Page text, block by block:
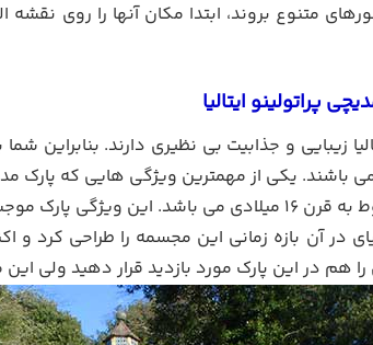
متنوع بروند، ابتدا مکان آنها را روی
پراتولینو ایتالیا
زیبایی و جذابیت بی نظیری دارند. بنابراین
باشند. یکی از مهمترین ویژگی هایی که پارک
را در این پارک قرار داده اند که مربوط به قرن 16
در آن بازه زمانی این مجسمه را طراحی کرد
هم در این پارک مورد بازدید قرار دهید ولی